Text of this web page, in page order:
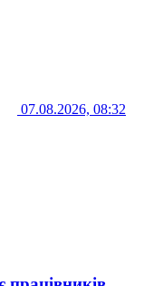
07.08.2026, 08:32